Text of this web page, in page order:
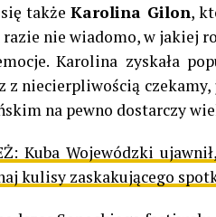
się takżeKarolina Gilon,
razie nie wiadomo, w jakiej
Karolina zyskała
z niecierpliwością
na pewno dostarczy
Kuba Wojewódzki
kulisy zaskakującego